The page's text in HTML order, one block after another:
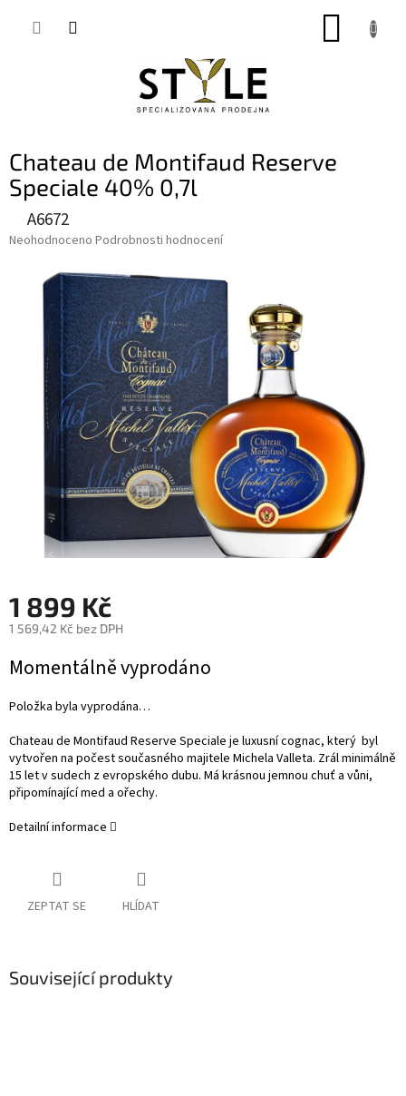
Chateau de Montifaud Reserve
Speciale 40% 0,7l
A6672
Průměrné
produktu
hvězdiček.
Neohodnoceno Podrobnosti hodnocení
1 899 Kč
1 569,42 Kč bez DPH
cena:
Momentálně vyprodáno
Položka byla vyprodána…
Chateau de Montifaud Reserve Speciale je luxusní cognac, který byl
vytvořen na počest současného majitele Michela Valleta. Zrál minimálně
15 let v sudech z evropského dubu. Má krásnou jemnou chuť a vůni,
připomínající med a ořechy.
Detailní informace
ZEPTAT SE HLÍDAT
Související produkty